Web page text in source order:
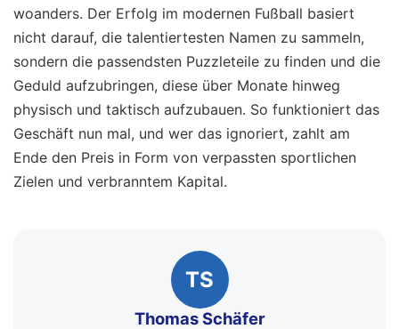
woanders. Der Erfolg im modernen Fußball basiert
nicht darauf, die talentiertesten Namen zu sammeln,
sondern die passendsten Puzzleteile zu finden und die
Geduld aufzubringen, diese über Monate hinweg
physisch und taktisch aufzubauen. So funktioniert das
Geschäft nun mal, und wer das ignoriert, zahlt am
Ende den Preis in Form von verpassten sportlichen
Zielen und verbranntem Kapital.
TS
Thomas Schäfer